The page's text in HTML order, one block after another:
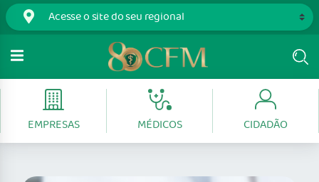
EMPRESAS MÉDICOS CIDADÃO